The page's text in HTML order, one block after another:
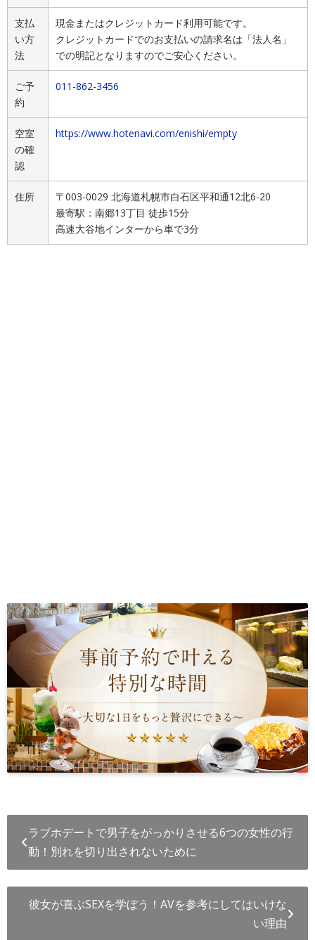
支払
い方
法
現金またはクレジットカード利用可能です。
クレジットカードでのお支払いの請求名は「法人名」
での明記となりますのでご安心ください。
ご予
約
011-862-3456
空室
の確
認
https://www.hotenavi.com/enishi/empty
住所
〒003-0029 北海道札幌市白石区平和通12北6-20
最寄駅：南郷13丁目 徒歩15分
高速大谷地インターから車で3分
ラブホデートで男子をがっかりさせる6つの女性の行
動！別れを切り出されないために
彼女が喜ぶSEXを学ぼう！AVを参考にしてはいけな
い理由